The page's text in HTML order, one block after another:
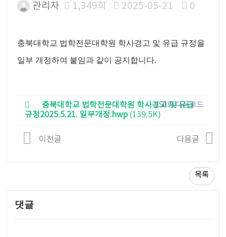
관리자 1,349회 2025-05-21 0
충북대학교 법학전문대학원 학사경고 및 유급 규정을
일부 개정하여 붙임과 같이 공지합니다.
충북대학교 법학전문대학원 학사경고 및 유급
규정2025.5.21. 일부개정.hwp(139.5K)
250회 다운로드
이전글 다음글
목록
댓글